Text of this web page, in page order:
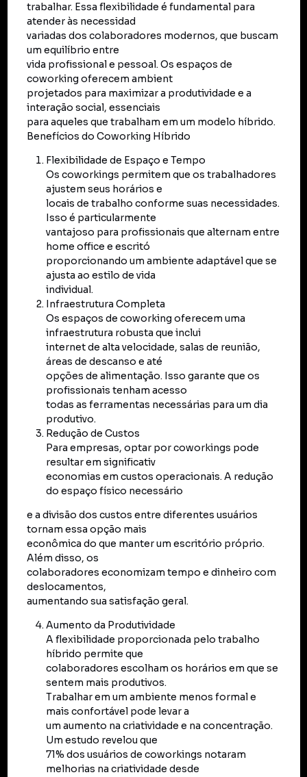
trabalhar. Essa flexibilidade é fundamental para
atender às necessidad
variadas dos colaboradores modernos, que buscam
um equilíbrio entre
vida profissional e pessoal. Os espaços de
coworking oferecem ambient
projetados para maximizar a produtividade e a
interação social, essenciais
para aqueles que trabalham em um modelo híbrido.
Benefícios do Coworking Híbrido
Flexibilidade de Espaço e Tempo
Os coworkings permitem que os trabalhadores
ajustem seus horários e
locais de trabalho conforme suas necessidades.
Isso é particularmente
vantajoso para profissionais que alternam entre
home office e escritó
proporcionando um ambiente adaptável que se
ajusta ao estilo de vida
individual.
Infraestrutura Completa
Os espaços de coworking oferecem uma
infraestrutura robusta que inclui
internet de alta velocidade, salas de reunião,
áreas de descanso e até
opções de alimentação. Isso garante que os
profissionais tenham acesso
todas as ferramentas necessárias para um dia
produtivo.
Redução de Custos
Para empresas, optar por coworkings pode
resultar em significativ
economias em custos operacionais. A redução
do espaço físico necessário
e a divisão dos custos entre diferentes usuários
tornam essa opção mais
econômica do que manter um escritório próprio.
Além disso, os
colaboradores economizam tempo e dinheiro com
deslocamentos,
aumentando sua satisfação geral.
Aumento da Produtividade
A flexibilidade proporcionada pelo trabalho
híbrido permite que
colaboradores escolham os horários em que se
sentem mais produtivos.
Trabalhar em um ambiente menos formal e
mais confortável pode levar a
um aumento na criatividade e na concentração.
Um estudo revelou que
71% dos usuários de coworkings notaram
melhorias na criatividade desde